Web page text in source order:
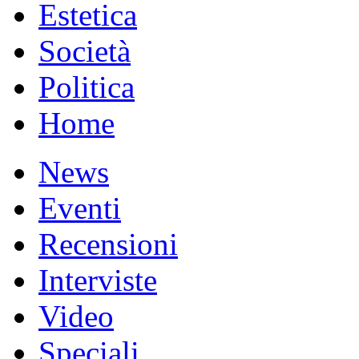
Estetica
Società
Politica
Home
News
Eventi
Recensioni
Interviste
Video
Speciali